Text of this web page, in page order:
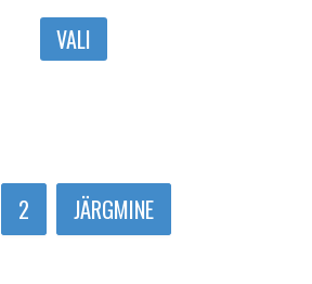
VALI
2 JÄRGMINE